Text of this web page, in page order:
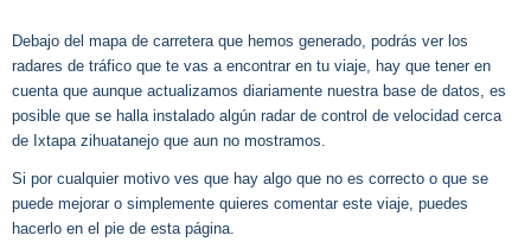
Debajo del mapa de carretera que hemos generado, podrás ver los
radares de tráfico que te vas a encontrar en tu viaje, hay que tener en
cuenta que aunque actualizamos diariamente nuestra base de datos, es
posible que se halla instalado algún radar de control de velocidad cerca
de Ixtapa zihuatanejo que aun no mostramos.
Si por cualquier motivo ves que hay algo que no es correcto o que se
puede mejorar o simplemente quieres comentar este viaje, puedes
hacerlo en el pie de esta página.